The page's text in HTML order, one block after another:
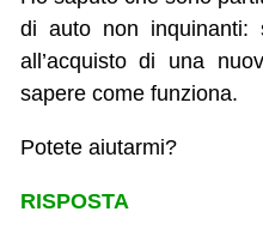
di auto non inquinanti:
all’acquisto di una
sapere come funziona.
Potete aiutarmi?
RISPOSTA